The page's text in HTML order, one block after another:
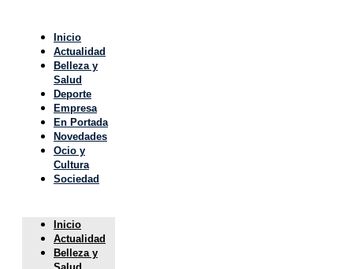
Inicio
Actualidad
Belleza y
Salud
Deporte
Empresa
En Portada
Novedades
Ocio y
Cultura
Sociedad
Inicio
Actualidad
Belleza y